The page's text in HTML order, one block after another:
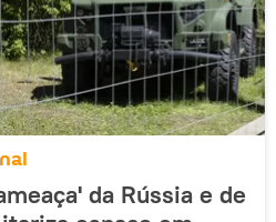
da Rússia e de